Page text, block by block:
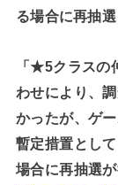
る場合に再抽
「★5クラスの
わせにより、
かったが、ゲ
暫定措置とし
場合に再抽選